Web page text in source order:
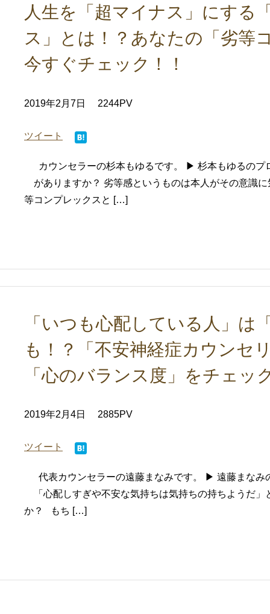
人生を「超マイナス」にする
ス」とは！？あなたの「劣等
今すぐチェック！！
2019年2月7日 2244PV
ツイート
カウンセラーの杉本もゆるです。 ▶ 杉本もゆるの
がありますか？ 劣等感というものは本人がその意識
等コンプレックスと […]
「いつも心配している人」は
も！？「不安神経症カウンセ
「心のバランス度」をチェッ
2019年2月4日 2885PV
ツイート
代表カウンセラーの遠藤まなみです。 ▶ 遠藤まな
「心配しすぎや不安な気持ちは気持ちの持ちようだ
か？ もち […]